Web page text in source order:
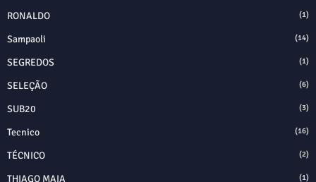
RONALDO (1)
Sampaoli (14)
SEGREDOS (1)
SELEÇÃO (6)
SUB20 (3)
Tecnico (16)
TÉCNICO (2)
THIAGO MAIA (1)